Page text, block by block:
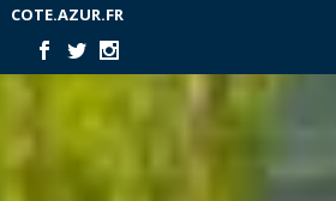
COTE.AZUR.FR